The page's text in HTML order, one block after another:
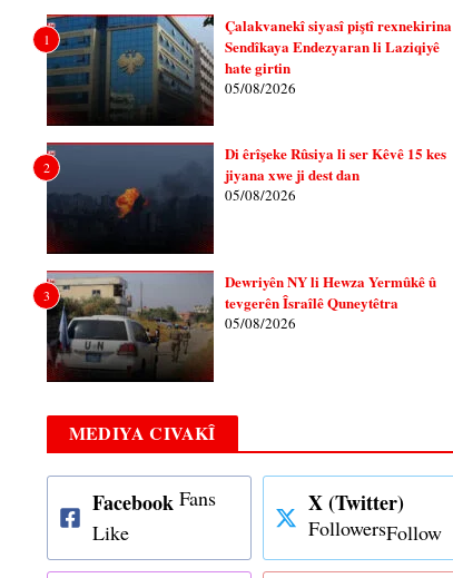
1
Çalakvanekî siyasî piştî rexnekirina
Sendîkaya Endezyaran li Laziqiyê
hate girtin
05/08/2026
2
Di êrîşeke Rûsiya li ser Kêvê 15 kes
jiyana xwe ji dest dan
05/08/2026
3
Dewriyên NY li Hewza Yermûkê û
tevgerên Îsraîlê Quneytêtra
05/08/2026
MEDIYA CIVAKÎ
Facebook Fans
Like
X (Twitter)
FollowersFollow